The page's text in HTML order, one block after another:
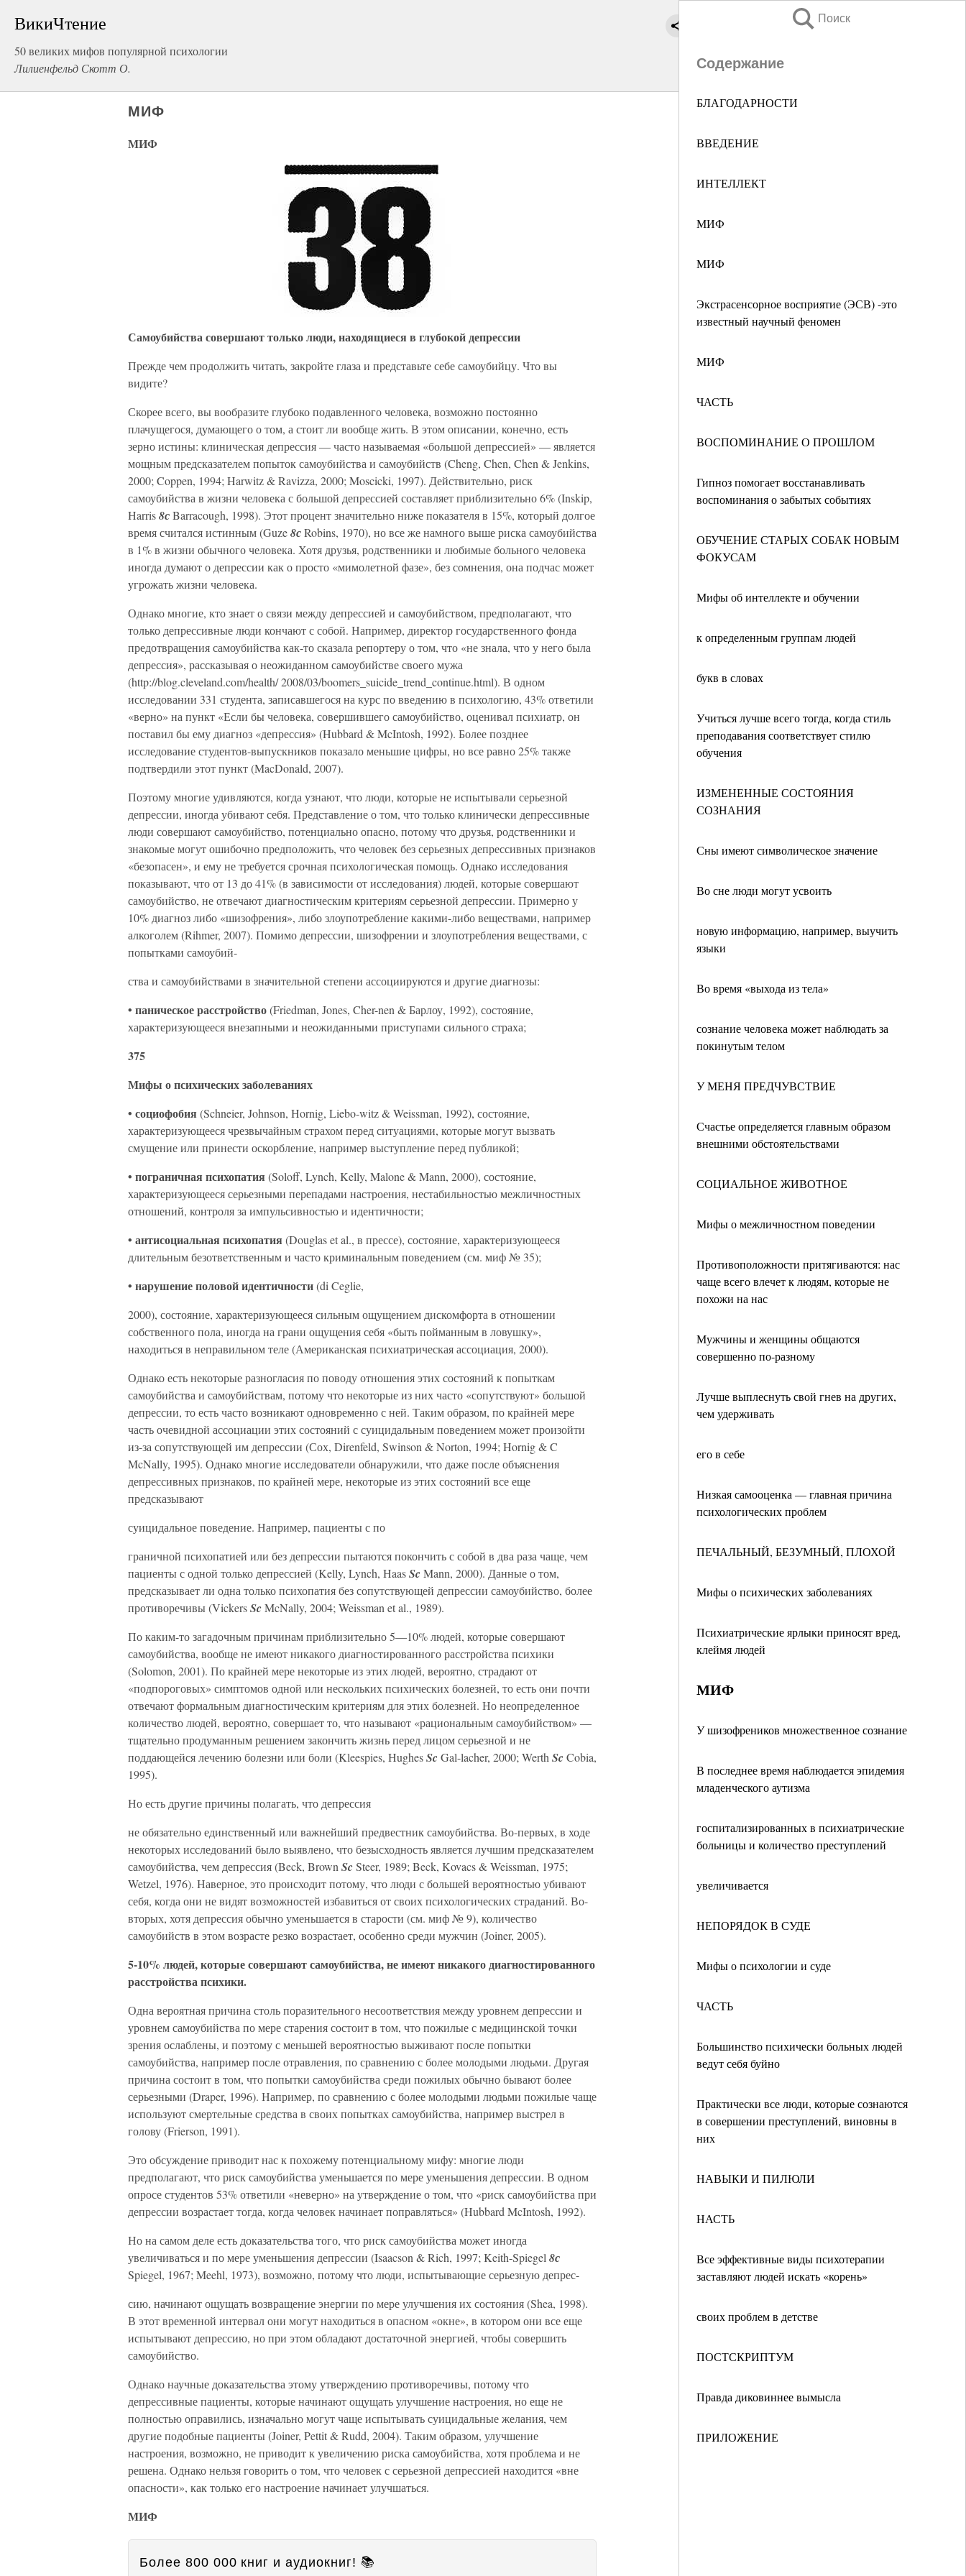
ВикиЧтение
50 великих мифов популярной психологии
Лилиенфельд Скотт О.
Поиск
Содержание
БЛАГОДАРНОСТИ
ВВЕДЕНИЕ
ИНТЕЛЛЕКТ
МИФ
МИФ
Экстрасенсорное восприятие (ЭСВ) -это
известный научный феномен
МИФ
ЧАСТЬ
ВОСПОМИНАНИЕ О ПРОШЛОМ
Гипноз помогает восстанавливать
воспоминания о забытых событиях
ОБУЧЕНИЕ СТАРЫХ СОБАК НОВЫМ
ФОКУСАМ
Мифы об интеллекте и обучении
к определенным группам людей
букв в словах
Учиться лучше всего тогда, когда стиль
преподавания соответствует стилю
обучения
ИЗМЕНЕННЫЕ СОСТОЯНИЯ
СОЗНАНИЯ
Сны имеют символическое значение
Во сне люди могут усвоить
новую информацию, например, выучить
языки
Во время «выхода из тела»
сознание человека может наблюдать за
покинутым телом
У МЕНЯ ПРЕДЧУВСТВИЕ
Счастье определяется главным образом
внешними обстоятельствами
СОЦИАЛЬНОЕ ЖИВОТНОЕ
Мифы о межличностном поведении
Противоположности притягиваются: нас
чаще всего влечет к людям, которые не
похожи на нас
Мужчины и женщины общаются
совершенно по-разному
Лучше выплеснуть свой гнев на других,
чем удерживать
его в себе
Низкая самооценка — главная причина
психологических проблем
ПЕЧАЛЬНЫЙ, БЕЗУМНЫЙ, ПЛОХОЙ
Мифы о психических заболеваниях
Психиатрические ярлыки приносят вред,
клеймя людей
МИФ
У шизофреников множественное сознание
В последнее время наблюдается эпидемия
младенческого аутизма
госпитализированных в психиатрические
больницы и количество преступлений
увеличивается
НЕПОРЯДОК В СУДЕ
Мифы о психологии и суде
ЧАСТЬ
Большинство психически больных людей
ведут себя буйно
Практически все люди, которые сознаются
в совершении преступлений, виновны в
них
НАВЫКИ И ПИЛЮЛИ
НАСТЬ
Все эффективные виды психотерапии
заставляют людей искать «корень»
своих проблем в детстве
ПОСТСКРИПТУМ
Правда диковиннее вымысла
ПРИЛОЖЕНИЕ
МИФ
МИФ
Самоубийства совершают только люди, находящиеся в глубокой депрессии
Прежде чем продолжить читать, закройте глаза и представьте себе самоубийцу. Что вы
видите?
Скорее всего, вы вообразите глубоко подавленного человека, возможно постоянно
плачущегося, думающего о том, а стоит ли вообще жить. В этом описании, конечно, есть
зерно истины: клиническая депрессия — часто называемая «большой депрессией» — является
мощным предсказателем попыток самоубийства и самоубийств (Cheng, Chen, Chen & Jenkins,
2000; Coppen, 1994; Harwitz & Ravizza, 2000; Moscicki, 1997). Действительно, риск
самоубийства в жизни человека с большой депрессией составляет приблизительно 6% (Inskip,
Harris8сBarracough, 1998). Этот процент значительно ниже показателя в 15%, который долгое
время считался истинным (Guze8сRobins, 1970), но все же намного выше риска самоубийства
в 1% в жизни обычного человека. Хотя друзья, родственники и любимые больного человека
иногда думают о депрессии как о просто «мимолетной фазе», без сомнения, она подчас может
угрожать жизни человека.
Однако многие, кто знает о связи между депрессией и самоубийством, предполагают, что
только депрессивные люди кончают с собой. Например, директор государственного фонда
предотвращения самоубийства как-то сказала репортеру о том, что «не знала, что у него была
депрессия», рассказывая о неожиданном самоубийстве своего мужа
(http://blog.cleveland.com/health/ 2008/03/boomers_suicide_trend_continue.html). В одном
исследовании 331 студента, записавшегося на курс по введению в психологию, 43% ответили
«верно» на пункт «Если бы человека, совершившего самоубийство, оценивал психиатр, он
поставил бы ему диагноз «депрессия» (Hubbard & McIntosh, 1992). Более позднее
исследование студентов-выпускников показало меньшие цифры, но все равно 25% также
подтвердили этот пункт (MacDonald, 2007).
Поэтому многие удивляются, когда узнают, что люди, которые не испытывали серьезной
депрессии, иногда убивают себя. Представление о том, что только клинически депрессивные
люди совершают самоубийство, потенциально опасно, потому что друзья, родственники и
знакомые могут ошибочно предположить, что человек без серьезных депрессивных признаков
«безопасен», и ему не требуется срочная психологическая помощь. Однако исследования
показывают, что от 13 до 41% (в зависимости от исследования) людей, которые совершают
самоубийство, не отвечают диагностическим критериям серьезной депрессии. Примерно у
10% диагноз либо «шизофрения», либо злоупотребление какими-либо веществами, например
алкоголем (Rihmer, 2007). Помимо депрессии, шизофрении и злоупотребления веществами, с
попытками самоубий-
ства и самоубийствами в значительной степени ассоциируются и другие диагнозы:
• паническое расстройство(Friedman, Jones, Cher-nen & Барлоу, 1992), состояние,
характеризующееся внезапными и неожиданными приступами сильного страха;
375
Мифы о психических заболеваниях
• социофобия (Schneier, Johnson, Hornig, Liebo-witz & Weissman, 1992), состояние,
характеризующееся чрезвычайным страхом перед ситуациями, которые могут вызвать
смущение или принести оскорбление, например выступление перед публикой;
• пограничная психопатия (Soloff, Lynch, Kelly, Malone & Mann, 2000), состояние,
характеризующееся серьезными перепадами настроения, нестабильностью межличностных
отношений, контроля за импульсивностью и идентичности;
• антисоциальная психопатия (Douglas et al., в прессе), состояние, характеризующееся
длительным безответственным и часто криминальным поведением (см. миф № 35);
• нарушение половой идентичности(di Ceglie,
2000), состояние, характеризующееся сильным ощущением дискомфорта в отношении
собственного пола, иногда на грани ощущения себя «быть пойманным в ловушку»,
находиться в неправильном теле (Американская психиатрическая ассоциация, 2000).
Однако есть некоторые разногласия по поводу отношения этих состояний к попыткам
самоубийства и самоубийствам, потому что некоторые из них часто «сопутствуют» большой
депрессии, то есть часто возникают одновременно с ней. Таким образом, по крайней мере
часть очевидной ассоциации этих состояний с суицидальным поведением может произойти
из-за сопутствующей им депрессии (Сох, Direnfeld, Swinson & Norton, 1994; Hornig & C
McNally, 1995). Однако многие исследователи обнаружили, что даже после объяснения
депрессивных признаков, по крайней мере, некоторые из этих состояний все еще
предсказывают
суицидальное поведение. Например, пациенты с по
граничной психопатией или без депрессии пытаются покончить с собой в два раза чаще, чем
пациенты с одной только депрессией (Kelly, Lynch, HaasScMann, 2000). Данные о том,
предсказывает ли одна только психопатия без сопутствующей депрессии самоубийство, более
противоречивы (VickersScMcNally, 2004; Weissman et al., 1989).
По каким-то загадочным причинам приблизительно 5—10% людей, которые совершают
самоубийства, вообще не имеют никакого диагностированного расстройства психики
(Solomon, 2001). По крайней мере некоторые из этих людей, вероятно, страдают от
«подпороговых» симптомов одной или нескольких психических болезней, то есть они почти
отвечают формальным диагностическим критериям для этих болезней. Но неопределенное
количество людей, вероятно, совершает то, что называют «рациональным самоубийством» —
тщательно продуманным решением закончить жизнь перед лицом серьезной и не
поддающейся лечению болезни или боли (Kleespies, HughesScGal-lacher, 2000; Werth ScCobia,
1995).
Но есть другие причины полагать, что депрессия
не обязательно единственный или важнейший предвестник самоубийства. Во-первых, в ходе
некоторых исследований было выявлено, что безысходность является лучшим предсказателем
самоубийства, чем депрессия (Beck, Brown ScSteer, 1989; Beck, Kovacs &Weissman, 1975;
Wetzel, 1976). Наверное, это происходит потому, что люди с большей вероятностью убивают
себя, когда они не видят возможностей избавиться от своих психологических страданий. Во-
вторых, хотя депрессия обычно уменьшается в старости (см. миф № 9), количество
самоубийств в этом возрасте резко возрастает, особенно среди мужчин (Joiner, 2005).
5-10% людей, которые совершают самоубийства, не имеют никакого диагностированного
расстройства психики.
Одна вероятная причина столь поразительного несоответствия между уровнем депрессии и
уровнем самоубийства по мере старения состоит в том, что пожилые с медицинской точки
зрения ослаблены, и поэтому с меньшей вероятностью выживают после попытки
самоубийства, например после отравления, по сравнению с более молодыми людьми. Другая
причина состоит в том, что попытки самоубийства среди пожилых обычно бывают более
серьезными (Draper, 1996). Например, по сравнению с более молодыми людьми пожилые чаще
используют смертельные средства в своих попытках самоубийства, например выстрел в
голову (Frierson, 1991).
Это обсуждение приводит нас к похожему потенциальному мифу: многие люди
предполагают, что риск самоубийства уменьшается по мере уменьшения депрессии. В одном
опросе студентов 53% ответили «неверно» на утверждение о том, что «риск самоубийства при
депрессии возрастает тогда, когда человек начинает поправляться» (Hubbard McIntosh, 1992).
Но на самом деле есть доказательства того, что риск самоубийства может иногда
увеличиваться и по мере уменьшения депрессии (Isaacson & Rich, 1997; Keith-Spiegel 8с
Spiegel, 1967; Meehl, 1973), возможно, потому что люди, испытывающие серьезную депрес-
сию, начинают ощущать возвращение энергии по мере улучшения их состояния (Shea, 1998).
В этот временной интервал они могут находиться в опасном «окне», в котором они все еще
испытывают депрессию, но при этом обладают достаточной энергией, чтобы совершить
самоубийство.
Однако научные доказательства этому утверждению противоречивы, потому что
депрессивные пациенты, которые начинают ощущать улучшение настроения, но еще не
полностью оправились, изначально могут чаще испытывать суицидальные желания, чем
другие подобные пациенты (Joiner, Pettit & Rudd, 2004). Таким образом, улучшение
настроения, возможно, не приводит к увеличению риска самоубийства, хотя проблема и не
решена. Однако нельзя говорить о том, что человек с серьезной депрессией находится «вне
опасности», как только его настроение начинает улучшаться.
МИФ
Более 800 000 книг и аудиокниг! 📚